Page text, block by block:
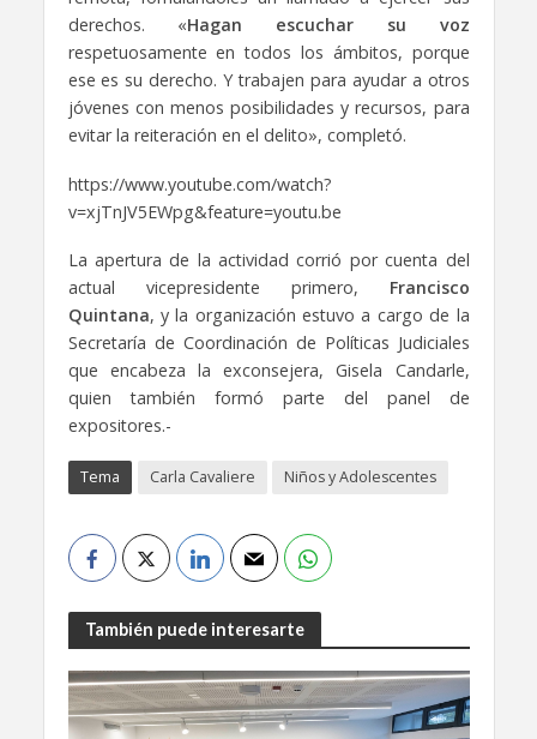
derechos. «Hagan escuchar su voz
respetuosamente en todos los ámbitos, porque
ese es su derecho. Y trabajen para ayudar a otros
jóvenes con menos posibilidades y recursos, para
evitar la reiteración en el delito», completó.
https://www.youtube.com/watch?
v=xjTnJV5EWpg&feature=youtu.be
La apertura de la actividad corrió por cuenta del
actual vicepresidente primero, Francisco
Quintana, y la organización estuvo a cargo de la
Secretaría de Coordinación de Políticas Judiciales
que encabeza la exconsejera, Gisela Candarle,
quien también formó parte del panel de
expositores.-
Tema Carla Cavaliere Niños y Adolescentes
También puede interesarte